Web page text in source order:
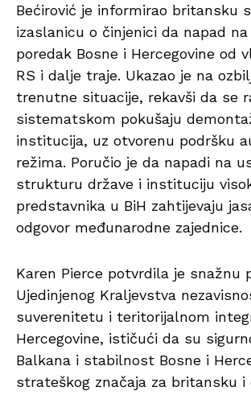
Bećirović je informirao britansku
izaslanicu o činjenici da napad
poredak Bosne i Hercegovine od
RS i dalje traje. Ukazao je na
trenutne situacije, rekavši da se
sistematskom pokušaju
institucija, uz otvorenu podršku
režima. Poručio je da napadi na
strukturu države i instituciju
predstavnika u BiH zahtijevaju
odgovor međunarodne zajednice.
Karen Pierce potvrdila je snažnu
Ujedinjenog Kraljevstva
suverenitetu i teritorijalnom
Hercegovine, ističući da su
Balkana i stabilnost Bosne i
strateškog značaja za britansku i